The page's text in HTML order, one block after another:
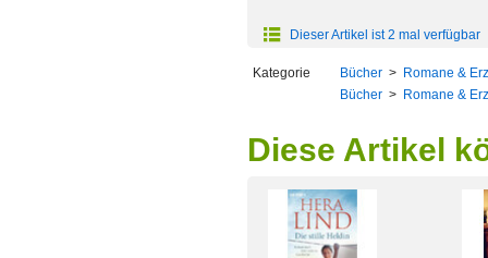
Dieser Artikel ist 2 mal verfügbar
Kategorie Bücher > Romane &
Bücher > Romane &
Diese Artikel